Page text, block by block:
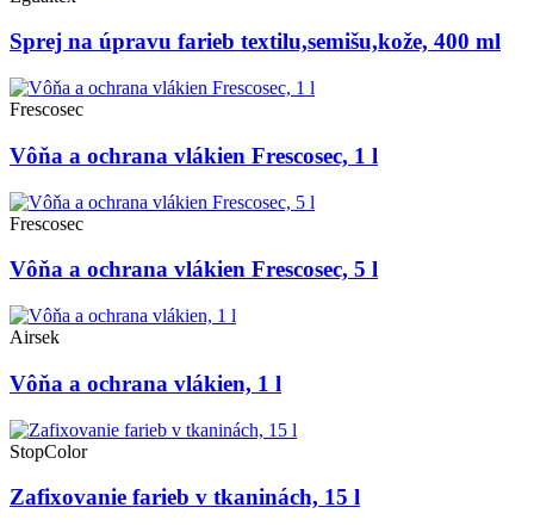
Sprej na úpravu farieb textilu,semišu,kože, 400 ml
Frescosec
Vôňa a ochrana vlákien Frescosec, 1 l
Frescosec
Vôňa a ochrana vlákien Frescosec, 5 l
Airsek
Vôňa a ochrana vlákien, 1 l
StopColor
Zafixovanie farieb v tkaninách, 15 l